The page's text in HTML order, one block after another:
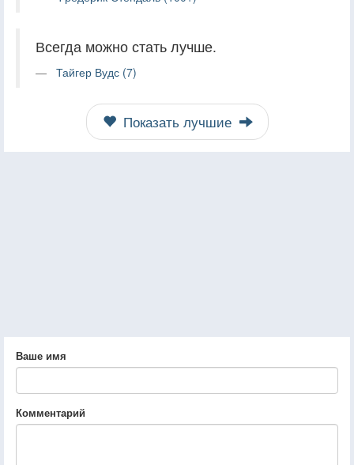
Всегда можно стать лучше.
Тайгер Вудс (7)
Показать лучшие
Ваше имя
Комментарий